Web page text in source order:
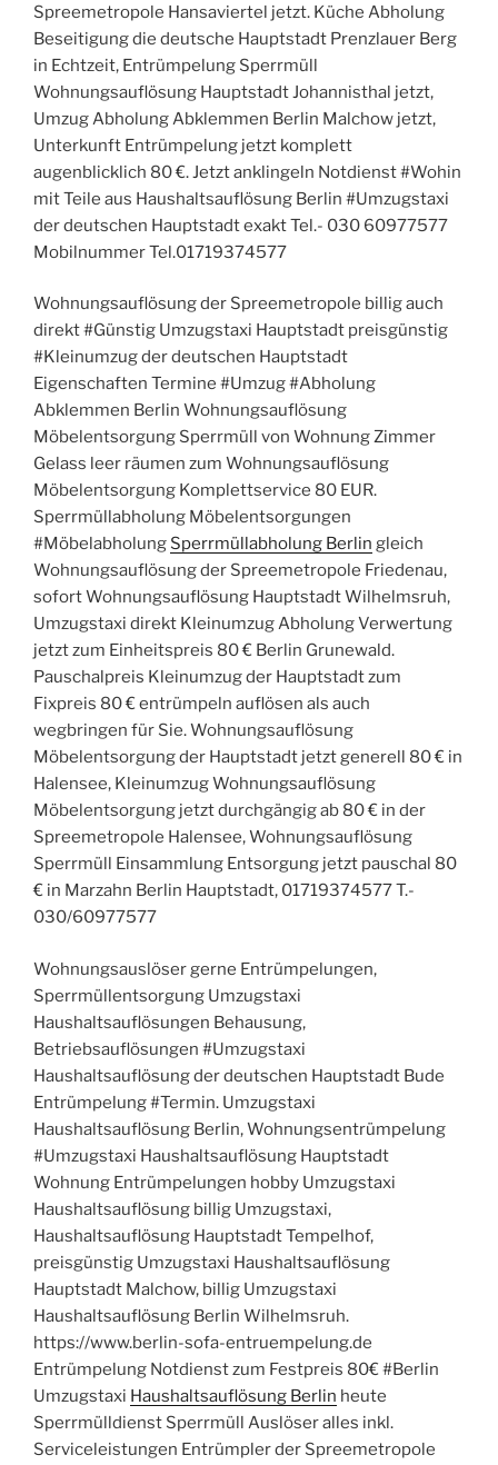
Spreemetropole Hansaviertel jetzt. Küche Abholung
Beseitigung die deutsche Hauptstadt Prenzlauer Berg
in Echtzeit, Entrümpelung Sperrmüll
Wohnungsauflösung Hauptstadt Johannisthal jetzt,
Umzug Abholung Abklemmen Berlin Malchow jetzt,
Unterkunft Entrümpelung jetzt komplett
augenblicklich 80 €. Jetzt anklingeln Notdienst #Wohin
mit Teile aus Haushaltsauflösung Berlin #Umzugstaxi
der deutschen Hauptstadt exakt Tel.- 030 60977577
Mobilnummer Tel.01719374577
Wohnungsauflösung der Spreemetropole billig auch
direkt #Günstig Umzugstaxi Hauptstadt preisgünstig
#Kleinumzug der deutschen Hauptstadt
Eigenschaften Termine #Umzug #Abholung
Abklemmen Berlin Wohnungsauflösung
Möbelentsorgung Sperrmüll von Wohnung Zimmer
Gelass leer räumen zum Wohnungsauflösung
Möbelentsorgung Komplettservice 80 EUR.
Sperrmüllabholung Möbelentsorgungen
#Möbelabholung Sperrmüllabholung Berlin gleich
Wohnungsauflösung der Spreemetropole Friedenau,
sofort Wohnungsauflösung Hauptstadt Wilhelmsruh,
Umzugstaxi direkt Kleinumzug Abholung Verwertung
jetzt zum Einheitspreis 80 € Berlin Grunewald.
Pauschalpreis Kleinumzug der Hauptstadt zum
Fixpreis 80 € entrümpeln auflösen als auch
wegbringen für Sie. Wohnungsauflösung
Möbelentsorgung der Hauptstadt jetzt generell 80 € in
Halensee, Kleinumzug Wohnungsauflösung
Möbelentsorgung jetzt durchgängig ab 80 € in der
Spreemetropole Halensee, Wohnungsauflösung
Sperrmüll Einsammlung Entsorgung jetzt pauschal 80
€ in Marzahn Berlin Hauptstadt, 01719374577 T.-
030/60977577
Wohnungsauslöser gerne Entrümpelungen,
Sperrmüllentsorgung Umzugstaxi
Haushaltsauflösungen Behausung,
Betriebsauflösungen #Umzugstaxi
Haushaltsauflösung der deutschen Hauptstadt Bude
Entrümpelung #Termin. Umzugstaxi
Haushaltsauflösung Berlin, Wohnungsentrümpelung
#Umzugstaxi Haushaltsauflösung Hauptstadt
Wohnung Entrümpelungen hobby Umzugstaxi
Haushaltsauflösung billig Umzugstaxi,
Haushaltsauflösung Hauptstadt Tempelhof,
preisgünstig Umzugstaxi Haushaltsauflösung
Hauptstadt Malchow, billig Umzugstaxi
Haushaltsauflösung Berlin Wilhelmsruh.
https://www.berlin-sofa-entruempelung.de
Entrümpelung Notdienst zum Festpreis 80€ #Berlin
Umzugstaxi Haushaltsauflösung Berlin heute
Sperrmülldienst Sperrmüll Auslöser alles inkl.
Serviceleistungen Entrümpler der Spreemetropole